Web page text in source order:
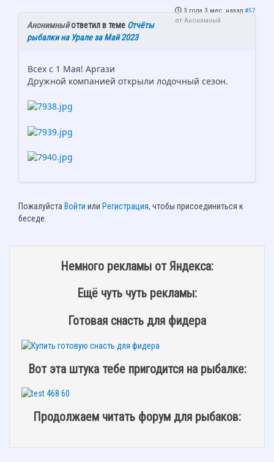
3 года 3 мес. назад #57
от Анонимный
Анонимныйответил в теме Отчёты
рыбалки на Урале за Май 2023
Всех с 1 Мая! Аргази
Дружной компанией открыли лодочный сезон.
Пожалуйста Войти или Регистрация, чтобы присоединиться к
беседе.
Немного рекламы от Яндекса:
Ещё чуть чуть рекламы:
Готовая снасть для фидера
Вот эта штука тебе пригодится на рыбалке:
Продолжаем читать форум для рыбаков: